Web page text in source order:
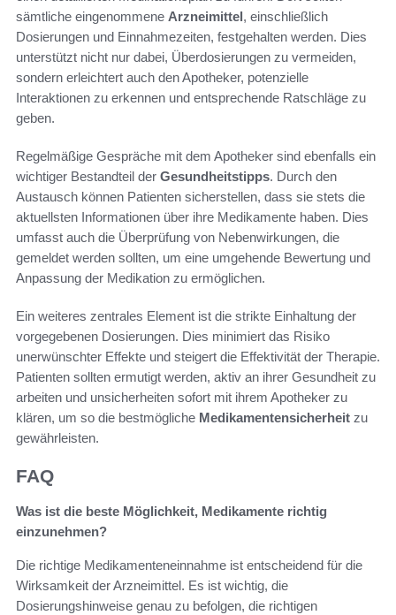
sämtliche eingenommene Arzneimittel, einschließlich
Dosierungen und Einnahmezeiten, festgehalten werden. Dies
unterstützt nicht nur dabei, Überdosierungen zu vermeiden,
sondern erleichtert auch den Apotheker, potenzielle
Interaktionen zu erkennen und entsprechende Ratschläge zu
geben.
Regelmäßige Gespräche mit dem Apotheker sind ebenfalls ein
wichtiger Bestandteil der Gesundheitstipps. Durch den
Austausch können Patienten sicherstellen, dass sie stets die
aktuellsten Informationen über ihre Medikamente haben. Dies
umfasst auch die Überprüfung von Nebenwirkungen, die
gemeldet werden sollten, um eine umgehende Bewertung und
Anpassung der Medikation zu ermöglichen.
Ein weiteres zentrales Element ist die strikte Einhaltung der
vorgegebenen Dosierungen. Dies minimiert das Risiko
unerwünschter Effekte und steigert die Effektivität der Therapie.
Patienten sollten ermutigt werden, aktiv an ihrer Gesundheit zu
arbeiten und unsicherheiten sofort mit ihrem Apotheker zu
klären, um so die bestmögliche Medikamentensicherheit zu
gewährleisten.
FAQ
Was ist die beste Möglichkeit, Medikamente richtig
einzunehmen?
Die richtige Medikamenteneinnahme ist entscheidend für die
Wirksamkeit der Arzneimittel. Es ist wichtig, die
Dosierungshinweise genau zu befolgen, die richtigen